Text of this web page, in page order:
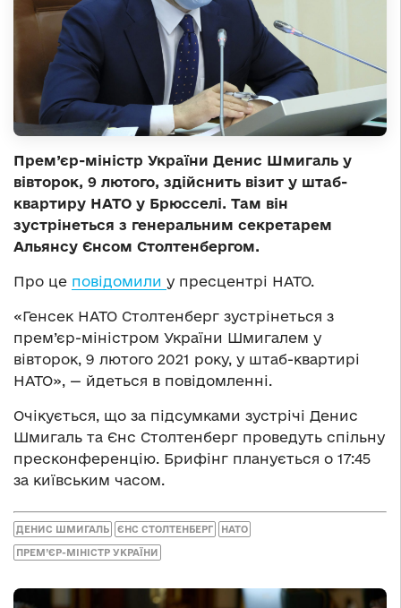
Прем’єр-міністр України Денис Шмигаль у
вівторок, 9 лютого, здійснить візит у штаб-
квартиру НАТО у Брюсселі. Там він
зустрінеться з генеральним секретарем
Альянсу Єнсом Столтенбергом.
Про це повідомили у пресцентрі НАТО.
«Генсек НАТО Столтенберг зустрінеться з
прем’єр-міністром України Шмигалем у
вівторок, 9 лютого 2021 року, у штаб-квартирі
НАТО», — йдеться в повідомленні.
Очікується, що за підсумками зустрічі Денис
Шмигаль та Єнс Столтенберг проведуть спільну
пресконференцію. Брифінг планується о 17:45
за київським часом.
ДЕНИС ШМИГАЛЬ ЄНС СТОЛТЕНБЕРГ НАТО
ПРЕМ’ЄР-МІНІСТР УКРАЇНИ